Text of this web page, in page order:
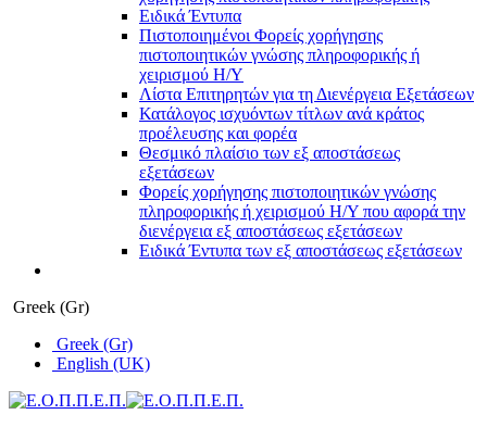
Ειδικά Έντυπα
Πιστοποιημένοι Φορείς χορήγησης
πιστοποιητικών γνώσης πληροφορικής ή
χειρισμού Η/Υ
Λίστα Επιτηρητών για τη Διενέργεια Εξετάσεων
Κατάλογος ισχυόντων τίτλων ανά κράτος
προέλευσης και φορέα
Θεσμικό πλαίσιο των εξ αποστάσεως
εξετάσεων
Φορείς χορήγησης πιστοποιητικών γνώσης
πληροφορικής ή χειρισμού Η/Υ που αφορά την
διενέργεια εξ αποστάσεως εξετάσεων
Ειδικά Έντυπα των εξ αποστάσεως εξετάσεων
Greek (Gr)
Greek (Gr)
English (UK)